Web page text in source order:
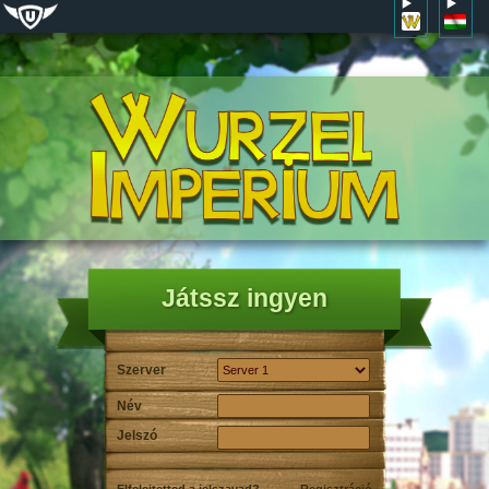
Játssz ingyen
Szerver
Név
Jelszó